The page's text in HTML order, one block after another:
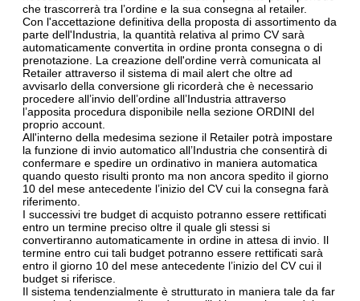
che trascorrerà tra l’ordine e la sua consegna al retailer.
Con l'accettazione definitiva della proposta di assortimento da
parte dell'Industria, la quantità relativa al primo CV sarà
automaticamente convertita in ordine pronta consegna o di
prenotazione. La creazione dell'ordine verrà comunicata al
Retailer attraverso il sistema di mail alert che oltre ad
avvisarlo della conversione gli ricorderà che è necessario
procedere all’invio dell’ordine all’Industria attraverso
l’apposita procedura disponibile nella sezione ORDINI del
proprio account.
All'interno della medesima sezione il Retailer potrà impostare
la funzione di invio automatico all’Industria che consentirà di
confermare e spedire un ordinativo in maniera automatica
quando questo risulti pronto ma non ancora spedito il giorno
10 del mese antecedente l’inizio del CV cui la consegna farà
riferimento.
I successivi tre budget di acquisto potranno essere rettificati
entro un termine preciso oltre il quale gli stessi si
convertiranno automaticamente in ordine in attesa di invio. Il
termine entro cui tali budget potranno essere rettificati sarà
entro il giorno 10 del mese antecedente l’inizio del CV cui il
budget si riferisce.
Il sistema tendenzialmente è strutturato in maniera tale da far